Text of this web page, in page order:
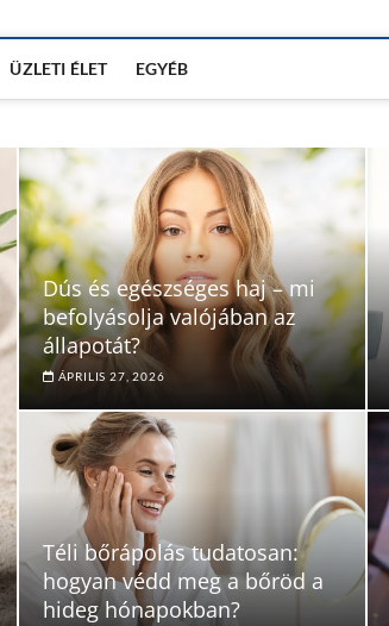
ÜZLETI ÉLET EGYÉB
Dús és egészséges haj – mi
befolyásolja valójában az
állapotát?
ÁPRILIS 27, 2026
Téli bőrápolás tudatosan:
hogyan védd meg a bőröd a
hideg hónapokban?